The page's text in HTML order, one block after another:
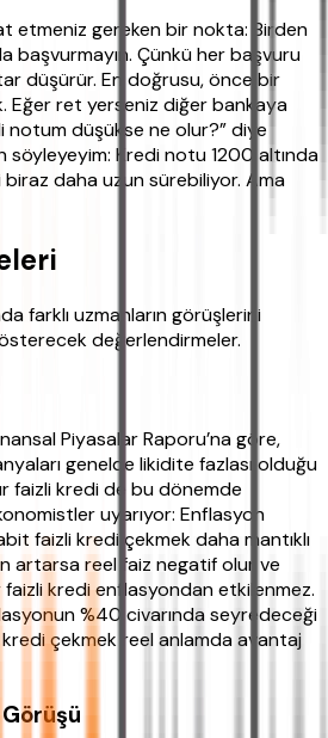
etmeniz gereken bir nokta: Birden
başvurmayın. Çünkü her başvuru
düşürür. En doğrusu, önce bir
Eğer ret yerseniz diğer bankaya
notum düşükse ne olur?” diye
söyleyeyim: Kredi notu 1200 altında
biraz daha uzun sürebiliyor. Ama
farklı uzmanların görüşlerini
değerlendirmeler.
Piyasalar Raporu’na göre,
genelde likidite fazlası olduğu
faizli kredi de bu dönemde
uyarıyor: Enflasyon
faizli kredi çekmek daha mantıklı
artarsa reel faiz negatif olur ve
faizli kredi enflasyondan etkilenmez.
%40 civarında seyredeceği
kredi çekmek reel anlamda avantaj
Görüşü